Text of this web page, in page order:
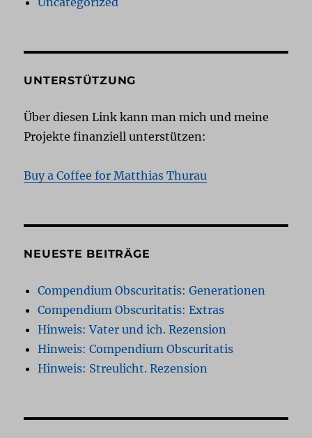
UNTERSTÜTZUNG
Über diesen Link kann man mich und meine
Projekte finanziell unterstützen:
Buy a Coffee for Matthias Thurau
NEUESTE BEITRÄGE
Compendium Obscuritatis: Generationen
Compendium Obscuritatis: Extras
Hinweis: Vater und ich. Rezension
Hinweis: Compendium Obscuritatis
Hinweis: Streulicht. Rezension